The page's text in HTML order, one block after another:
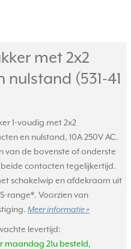
met 2x2
(531-41
1-voudig met 2x2
en nulstand, 10A 250V AC.
van de bovenste of onderste
beide contacten tegelijkertijd.
schakelwip en afdekraam uit
range*. Voorzien van
Meer informatie »
levertijd:
maandag 21u besteld,